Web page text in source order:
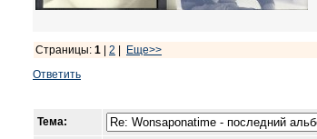
Страницы: 1 2
Еще>>
Ответить
Тема: